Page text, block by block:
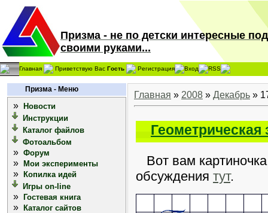
Призма - не по детски интересные
своими руками...
Главная Приветствую Вас Гость Регистрация Вход RSS
Призма - Меню
»
Новости
Инструкции
Каталог файлов
Фотоальбом
» Форум
» Мои эксперименты
»
Копилка идей
Игры on-line
» Гостевая книга
» Каталог сайтов
Главная » 2008 » Декабрь »
Геометрическая
Вот вам
обсуждения тут.